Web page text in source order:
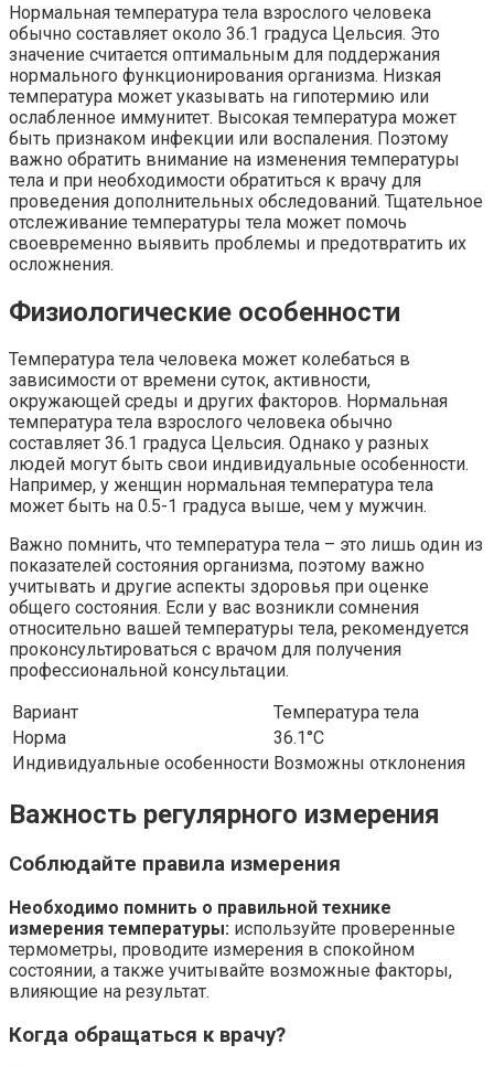
Нормальная температура тела взрослого человека
обычно составляет около 36.1 градуса Цельсия. Это
значение считается оптимальным для поддержания
нормального функционирования организма. Низкая
температура может указывать на гипотермию или
ослабленное иммунитет. Высокая температура может
быть признаком инфекции или воспаления. Поэтому
важно обратить внимание на изменения температуры
тела и при необходимости обратиться к врачу для
проведения дополнительных обследований. Тщательное
отслеживание температуры тела может помочь
своевременно выявить проблемы и предотвратить их
осложнения.
Физиологические особенности
Температура тела человека может колебаться в
зависимости от времени суток, активности,
окружающей среды и других факторов. Нормальная
температура тела взрослого человека обычно
составляет 36.1 градуса Цельсия. Однако у разных
людей могут быть свои индивидуальные особенности.
Например, у женщин нормальная температура тела
может быть на 0.5-1 градуса выше, чем у мужчин.
Важно помнить, что температура тела – это лишь один из
показателей состояния организма, поэтому важно
учитывать и другие аспекты здоровья при оценке
общего состояния. Если у вас возникли сомнения
относительно вашей температуры тела, рекомендуется
проконсультироваться с врачом для получения
профессиональной консультации.
Вариант
Температура тела
Норма
36.1°C
Индивидуальные особенности Возможны отклонения
Важность регулярного измерения
Соблюдайте правила измерения
Необходимо помнить о правильной технике
измерения температуры: используйте проверенные
термометры, проводите измерения в спокойном
состоянии, а также учитывайте возможные факторы,
влияющие на результат.
Когда обращаться к врачу?